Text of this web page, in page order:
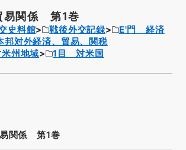
易関係 第1巻
史料館 戦後外交記録
E'門 経済
対外経済、貿易、関税
州地域
1目 対米国
関係 第1巻